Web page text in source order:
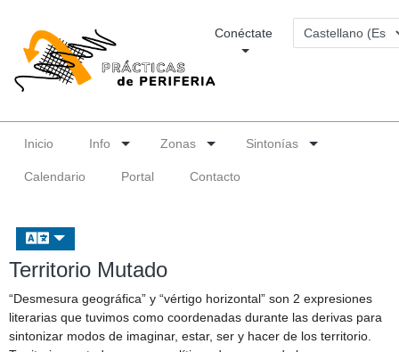
Conéctate
Inicio Info Zonas Sintonías
Calendario Portal Contacto
Territorio Mutado
“Desmesura geográfica” y “vértigo horizontal” son 2 expresiones
literarias que tuvimos como coordenadas durante las derivas para
sintonizar modos de imaginar, estar, ser y hacer de los territorio.